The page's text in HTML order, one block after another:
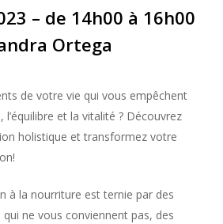
– de 14h00 à 16h00
Ortega
de votre vie qui vous empêchent
et la vitalité ? Découvrez
holistique et transformez votre
à la nourriture est ternie par des
ne vous conviennent pas, des